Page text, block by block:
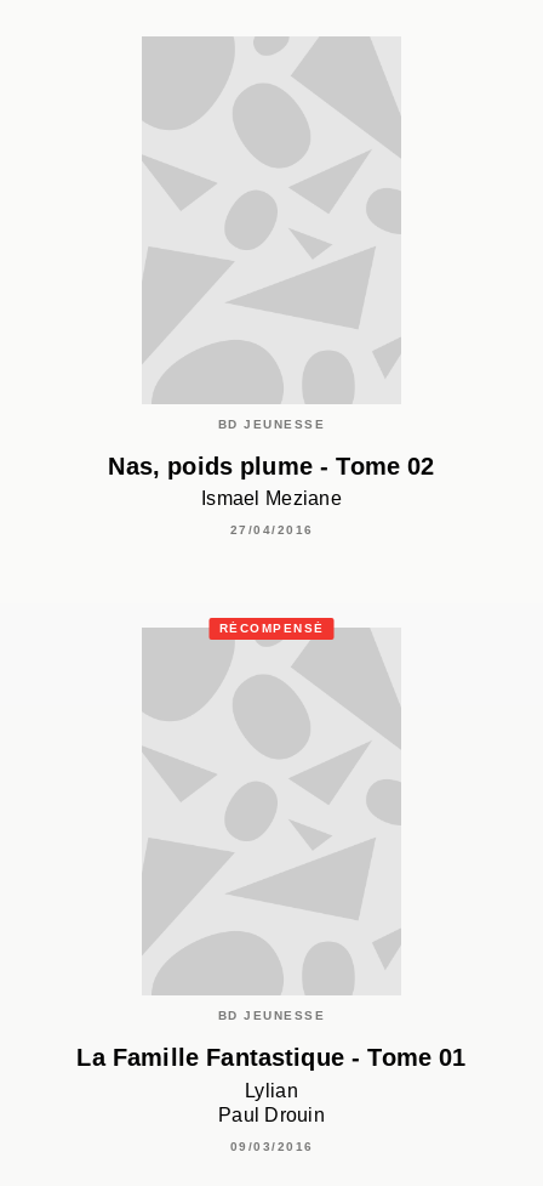
BD JEUNESSE
Nas, poids plume - Tome 02
Ismael Meziane
27/04/2016
RÉCOMPENSÉ
BD JEUNESSE
La Famille Fantastique - Tome 01
Lylian
Paul Drouin
09/03/2016